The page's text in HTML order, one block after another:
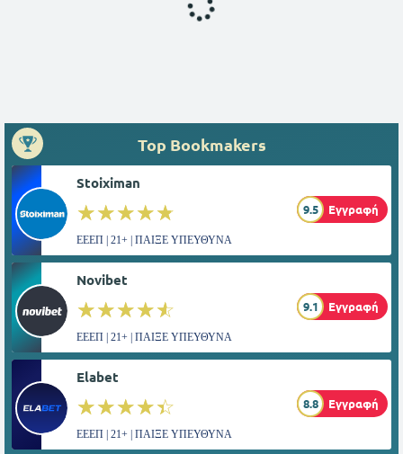
Top Bookmakers
Stoiximan
☆☆☆☆☆
★★★★★ 9.5 Εγγραφή
ΕΕΕΠ | 21+ | ΠΑΙΞΕ ΥΠΕΥΘΥΝΑ
Novibet
☆☆☆☆☆
★★★★★ 9.1 Εγγραφή
ΕΕΕΠ | 21+ | ΠΑΙΞΕ ΥΠΕΥΘΥΝΑ
Elabet
☆☆☆☆☆
★★★★★ 8.8 Εγγραφή
ΕΕΕΠ | 21+ | ΠΑΙΞΕ ΥΠΕΥΘΥΝΑ